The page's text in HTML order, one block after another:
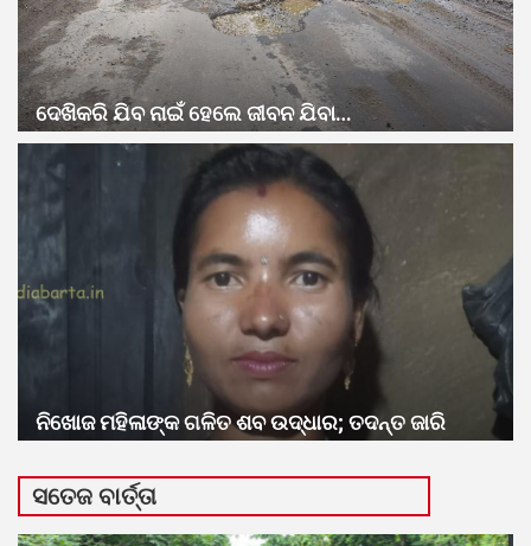
ଦେଖିକରି ଯିବ ନାଇଁ ହେଲେ ଜୀବନ ଯିବା…
ନିଖୋଜ ମହିଳାଙ୍କ ଗଳିତ ଶବ ଉଦ୍ଧାର; ତଦନ୍ତ ଜାରି
ସତେଜ ବାର୍ତ୍ତା